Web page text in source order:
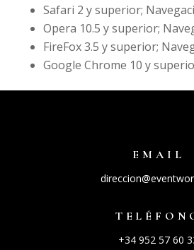
Safari 2 y superior;
Opera 10.5 y superior;
FireFox 3.5 y superior;
Google Chrome 10 y
EMAIL
+34 952 57 60